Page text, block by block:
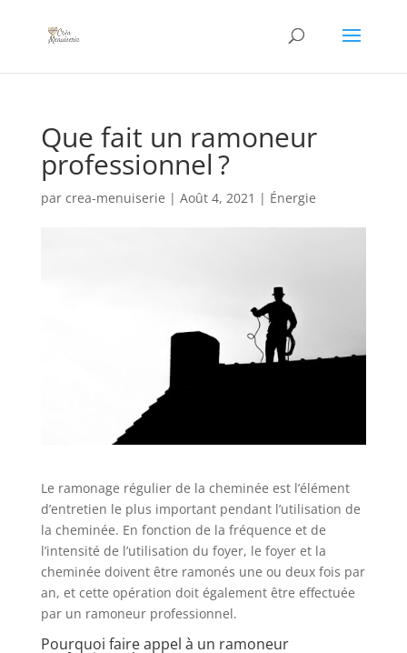
Que fait un ramoneur
professionnel ?
par crea-menuiserie | Août 4, 2021 | Énergie
Le ramonage régulier de la cheminée est l’élément
d’entretien le plus important pendant l’utilisation de
la cheminée. En fonction de la fréquence et de
l’intensité de l’utilisation du foyer, le foyer et la
cheminée doivent être ramonés une ou deux fois par
an, et cette opération doit également être effectuée
par un ramoneur professionnel.
Pourquoi faire appel à un ramoneur